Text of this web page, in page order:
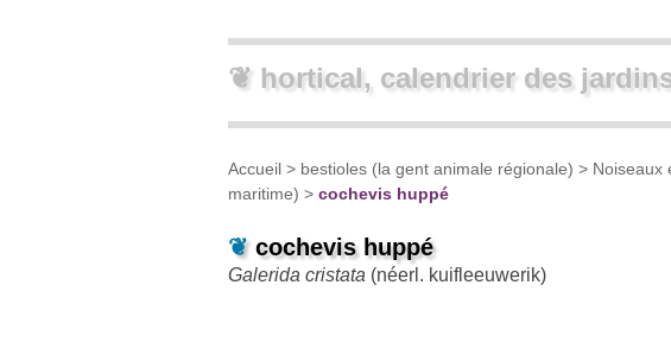
❦ hortical, calendrier des
Accueil > bestioles (la gent animale régionale) > Noiseaux
maritime) > cochevis huppé
❦ cochevis huppé
Galerida cristata (néerl. kuifleeuwerik)